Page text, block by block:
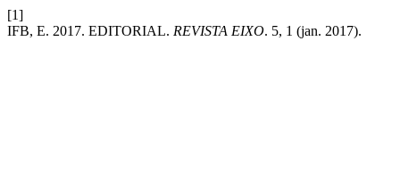
[1]
IFB, E. 2017. EDITORIAL. REVISTA EIXO. 5, 1 (jan. 2017).